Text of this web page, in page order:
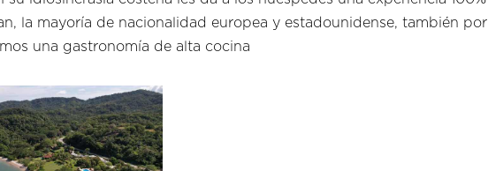
la mayoría de nacionalidad europea y estadounidense, también por
una gastronomía de alta cocina